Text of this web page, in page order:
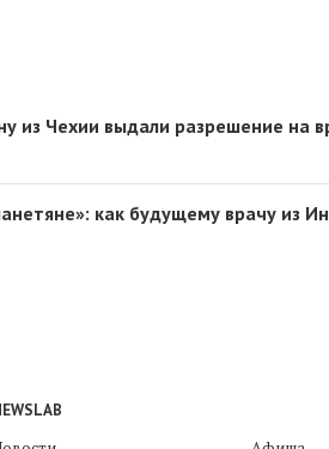
из Чехии выдали разрешение на
как будущему врачу из